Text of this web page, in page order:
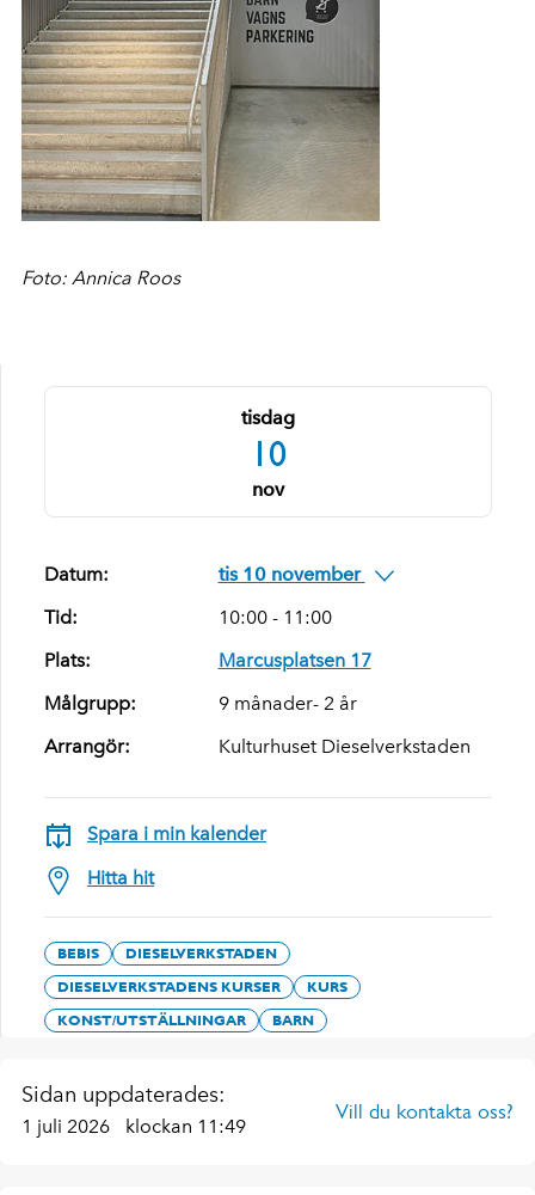
tisdag
10
nov
Datum:
tis 10 november
Tid:
10:00 - 11:00
Plats:
Marcusplatsen 17
Målgrupp:
9 månader- 2 år
Arrangör:
Kulturhuset Dieselverkstaden
Spara i min kalender
Hitta hit
BEBIS
DIESELVERKSTADEN
DIESELVERKSTADENS KURSER
KURS
KONST/UTSTÄLLNINGAR
BARN
Foto: Annica Roos
Sidan uppdaterades:
1 juli 2026 klockan 11:49
Vill du kontakta oss?